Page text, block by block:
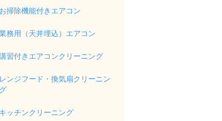
掃除機能付きエアコン
務用（天井埋込）エアコン
習付きエアコンクリーニング
ンジフード・換気扇クリーニン
ッチンクリーニング